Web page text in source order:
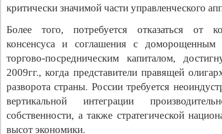
критически значимой части управленческого
Более того, потребуется отказаться от
консенсуса и соглашения с
торгово-посредническим капиталом,
2009гг., когда представители правящей
разворота страны. России требуется
вертикальной интеграции
собственности, а также стратегической
высот экономики.